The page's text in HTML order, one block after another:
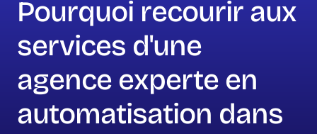
Pourquoi recourir aux
services d'une
agence experte en
automatisation dans